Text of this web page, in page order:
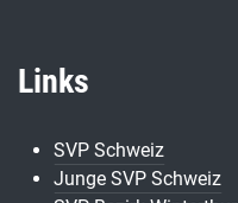
Links
SVP Schweiz
Junge SVP Schweiz